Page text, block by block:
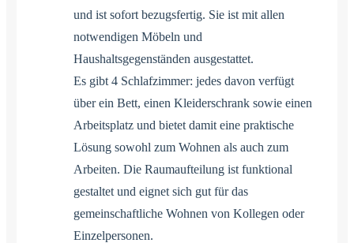
und ist sofort bezugsfertig. Sie ist mit allen
notwendigen Möbeln und
Haushaltsgegenständen ausgestattet.
Es gibt 4 Schlafzimmer: jedes davon verfügt
über ein Bett, einen Kleiderschrank sowie einen
Arbeitsplatz und bietet damit eine praktische
Lösung sowohl zum Wohnen als auch zum
Arbeiten. Die Raumaufteilung ist funktional
gestaltet und eignet sich gut für das
gemeinschaftliche Wohnen von Kollegen oder
Einzelpersonen.